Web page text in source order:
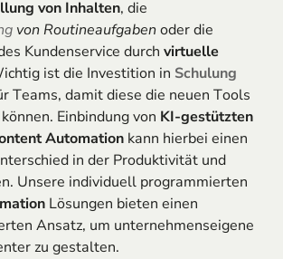
von Inhalten, die
von Routineaufgabenoder die
Kundenservice durch virtuelle
ist die Investition in Schulung
Teams, damit diese die neuen Tools
Einbindung von KI-gestützten
Automationkann hierbei einen
in der Produktivität und
Unsere individuell programmierten
Lösungen bieten einen
Ansatz, um unternehmenseigene
zu gestalten.